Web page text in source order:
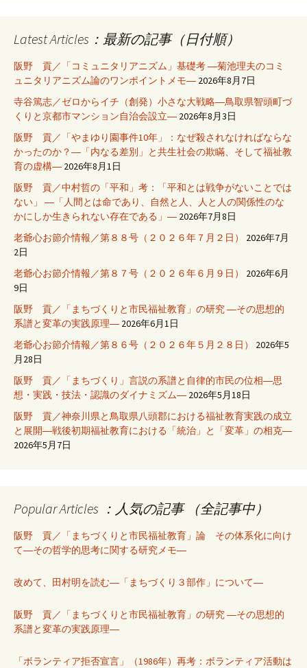
Latest Articles：最新の記事（日付順）
阪野 貢／「コミュニタリアニズム」基礎考 ―菊池理夫のコミ
ュニタリアニズム論のワンポイントメモ― 2026年8月7日
寺谷篤志／ゼロからイチ（創発）小さな大戦略―鳥取県智頭町づ
くりと京都市マンション自治会設立― 2026年8月3日
阪野 貢／「やまゆり園事件10年」：なぜ殺されなければならな
かったのか？―「内なる差別」と共生社会の欺瞞、そして福祉教
育の虚構― 2026年8月1日
阪野 貢／中村哲の「平和」考：「平和とは戦争がないことでは
ない」 ―「人間とは命であり、自然と人、人と人の関係性のな
かにしか生きられない存在である」― 2026年7月8日
老爺心お節介情報／第８８号（２０２６年７月２日）
2026年7月
2日
老爺心お節介情報／第８７号（２０２６年６月９日）
2026年6月
9日
阪野 貢／「まちづくりと市民福祉教育」の研究 ―その思想的
系譜と変革の実践原理― 2026年6月1日
老爺心お節介情報／第８６号（２０２６年５月２８日）
2026年5
月28日
阪野 貢／「まちづくり」言説の系譜と自律的市民の位相―思
想・実践・技法・認識のダイナミズム― 2026年5月18日
阪野 貢／神奈川県と鳥取県八頭郡における福祉教育実践の成立
と展開―戦後初期福祉教育における「統治」と「変革」の相克―
2026年5月7日
Popular Articles ：人気の記事 （全記事中）
阪野 貢／「まちづくりと市民福祉教育」論 その体系化に向け
て―その哲学的思考に関する研究メモ―
改めて、田村明を読む―「まちづくり３部作」について―
阪野 貢／「まちづくりと市民福祉教育」の研究 ―その思想的
系譜と変革の実践原理―
「ボランティア拒否宣言」（1986年）再考：ボランティア活動は